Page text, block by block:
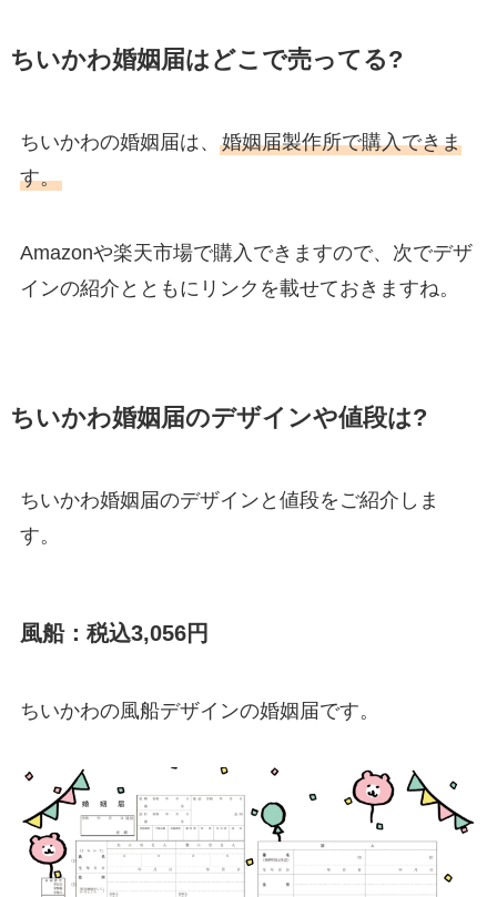
ちいかわ婚姻届はどこで売ってる?
ちいかわの婚姻届は、 婚姻届製作所で購入できま
す。
Amazonや楽天市場で購入できますので、次でデザ
インの紹介とともにリンクを載せておきますね。
ちいかわ婚姻届のデザインや値段は?
ちいかわ婚姻届のデザインと値段をご紹介しま
す。
風船：税込3,056円
ちいかわの風船デザインの婚姻届です。